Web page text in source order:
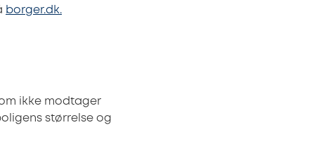
borger.dk.
ikke modtager
størrelse og